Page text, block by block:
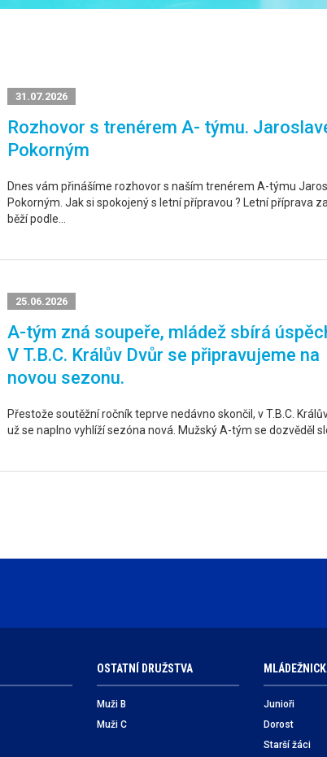
31.07.2026
Rozhovor s trenérem A- týmu.
Pokorným
Dnes vám přinášíme rozhovor s naším trenérem A-týmu
Pokorným. Jak si spokojený s letní přípravou ? Letní příprava
běží podle…
25.06.2026
A-tým zná soupeře, mládež sbírá
V T.B.C. Králův Dvůr se připravujeme na
novou sezonu.
Přestože soutěžní ročník teprve nedávno skončil, v T.B.C.
už se naplno vyhlíží sezóna nová. Mužský A-tým se dozvěděl
OSTATNÍ DRUŽSTVA
Muži B
Muži C
Junioři
Dorost
Starší žáci